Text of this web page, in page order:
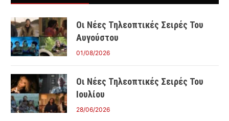
Οι Νέες Τηλεοπτικές Σειρές Του
Αυγούστου
01/08/2026
Οι Νέες Τηλεοπτικές Σειρές Του
Ιουλίου
28/06/2026